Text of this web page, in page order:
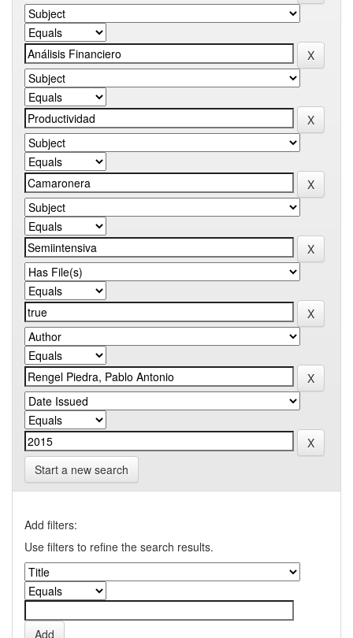
Start a new search
Add filters:
Use filters to refine the search results.